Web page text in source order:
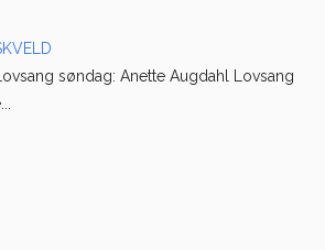
søndag: Anette Augdahl Lovsang